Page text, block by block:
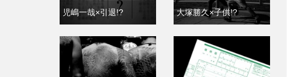
児嶋一哉×引退!? 大塚勝久×子供!?